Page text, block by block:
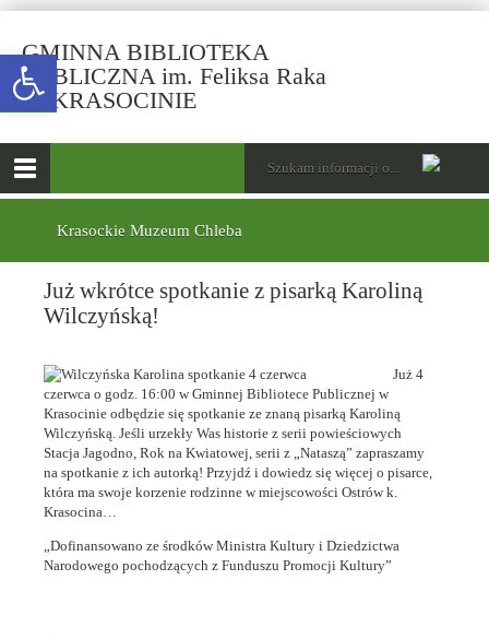
Open toolbar
GMINNA BIBLIOTEKA
PUBLICZNA im. Feliksa Raka
W KRASOCINIE-
wkrótce
spotkanie
z
pisarką
Karoliną
Wilczyńską!
górne
Otwórz
menu
wpisz
szukaną
Krasockie Muzeum Chleba
Już wkrótce spotkanie z pisarką Karoliną
Wilczyńską!
Już 4
czerwca o godz. 16:00 w Gminnej Bibliotece Publicznej w
Krasocinie odbędzie się spotkanie ze znaną pisarką Karoliną
Wilczyńską. Jeśli urzekły Was historie z serii powieściowych
Stacja Jagodno, Rok na Kwiatowej, serii z „Nataszą” zapraszamy
na spotkanie z ich autorką! Przyjdź i dowiedz się więcej o pisarce,
która ma swoje korzenie rodzinne w miejscowości Ostrów k.
Krasocina…
„Dofinansowano ze środków Ministra Kultury i Dziedzictwa
Narodowego pochodzących z Funduszu Promocji Kultury”